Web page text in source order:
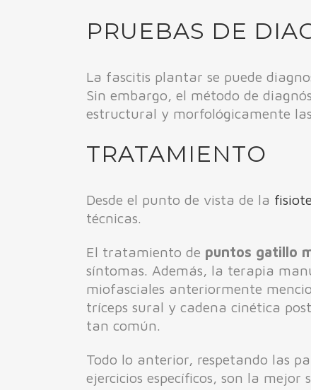
PRUEBAS DE
La fascitis plantar se puede
Sin embargo, el método de
estructural y morfológicamente
TRATAMIENTO
Desde el punto de vista de la
técnicas.
El tratamiento de puntos gatillo
síntomas. Además, la terapia
miofasciales anteriormente
tríceps sural y cadena cinética
tan común.
Todo lo anterior, respetando las
ejercicios específicos, son la